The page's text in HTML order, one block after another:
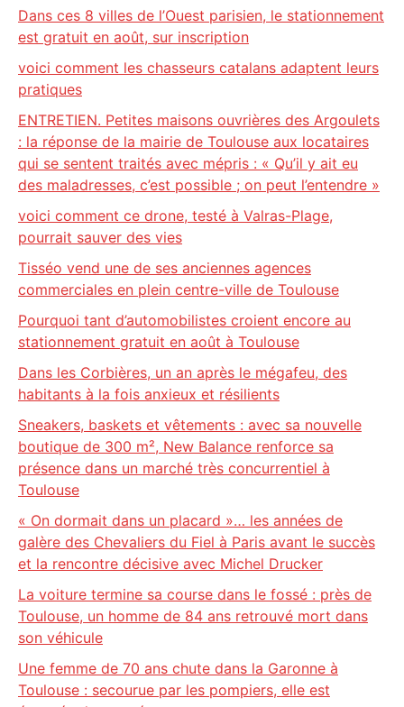
Dans ces 8 villes de l’Ouest parisien, le stationnement
est gratuit en août, sur inscription
voici comment les chasseurs catalans adaptent leurs
pratiques
ENTRETIEN. Petites maisons ouvrières des Argoulets
: la réponse de la mairie de Toulouse aux locataires
qui se sentent traités avec mépris : « Qu’il y ait eu
des maladresses, c’est possible ; on peut l’entendre »
voici comment ce drone, testé à Valras-Plage,
pourrait sauver des vies
Tisséo vend une de ses anciennes agences
commerciales en plein centre-ville de Toulouse
Pourquoi tant d’automobilistes croient encore au
stationnement gratuit en août à Toulouse
Dans les Corbières, un an après le mégafeu, des
habitants à la fois anxieux et résilients
Sneakers, baskets et vêtements : avec sa nouvelle
boutique de 300 m², New Balance renforce sa
présence dans un marché très concurrentiel à
Toulouse
« On dormait dans un placard »… les années de
galère des Chevaliers du Fiel à Paris avant le succès
et la rencontre décisive avec Michel Drucker
La voiture termine sa course dans le fossé : près de
Toulouse, un homme de 84 ans retrouvé mort dans
son véhicule
Une femme de 70 ans chute dans la Garonne à
Toulouse : secourue par les pompiers, elle est